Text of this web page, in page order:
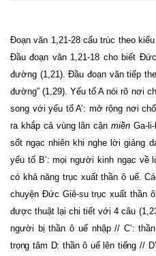
Đoạn văn 1,21-28 cấu trúc theo kiểu
Đầu đoạn văn 1,21-18 cho biết
đường (1,21). Đầu đoạn văn tiếp
đường” (1,29). Yếu tố A nói rõ nơi
song với yếu tố A’: mở rộng nơi
ra khắp cả vùng lân cậnmiền Ga-
sốt ngạc nhiên khi nghe lời giảng
yếu tố B’: mọi người kinh ngạc về
có khả năng trục xuất thần ô uế.
chuyện Đức Giê-su trục xuất thần
được thuật lại chi tiết với 4 câu
người bị thần ô uế nhập //C’:
trọng tâm D: thần ô uế lên tiếng //